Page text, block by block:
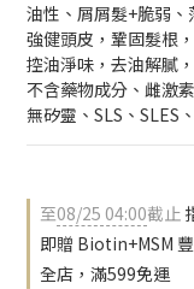
油性、屑屑髮+脆弱
強健頭皮，鞏固髮根
控油淨味，去油解膩
不含藥物成分、雌激
無矽靈、SLS、SLES
至08/25 04:00截止
即贈 Biotin+MSM
全店，滿599免運